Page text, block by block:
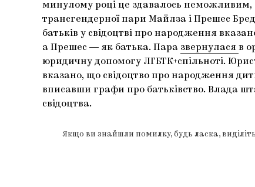
минулому році це здавалось неможливим,
трансгендерної пари Майлза і Прешес
батьків у свідоцтві про народження
а Прешес ― як батька. Пара звернулася в
юридичну допомогу ЛГБТК+спільноті.
вказано, що свідоцтво про народження
вписавши графи про батьківство. Влада
свідоцтва.
Якщо ви знайшли помилку, будь ласка,